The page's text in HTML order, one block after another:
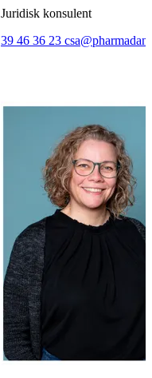
Juridisk konsulent
39 46 36 23